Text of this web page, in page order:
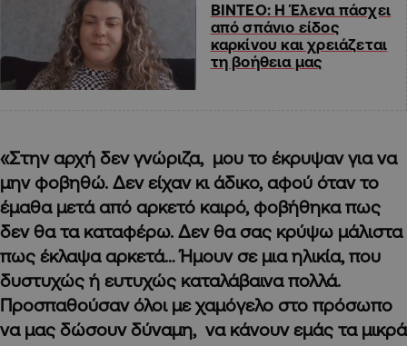
ΒΙΝΤΕΟ: Η Έλενα πάσχει
από σπάνιο είδος
καρκίνου και χρειάζεται
τη βοήθεια μας
«Στην αρχή δεν γνώριζα, μου το έκρυψαν για να
μην φοβηθώ. Δεν είχαν κι άδικο, αφού όταν το
έμαθα μετά από αρκετό καιρό, φοβήθηκα πως
δεν θα τα καταφέρω. Δεν θα σας κρύψω μάλιστα
πως έκλαψα αρκετά… Ήμουν σε μια ηλικία, που
δυστυχώς ή ευτυχώς καταλάβαινα πολλά.
Προσπαθούσαν όλοι με χαμόγελο στο πρόσωπο
να μας δώσουν δύναμη, να κάνουν εμάς τα μικρά